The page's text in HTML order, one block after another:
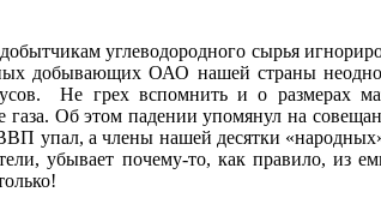
углеводородного сырья
добывающих ОАО нашей страны
Не грех вспомнить и о размерах
газа. Об этом падении упомянул на
упал, а члены нашей десятки
убывает почему-то, как правило, из